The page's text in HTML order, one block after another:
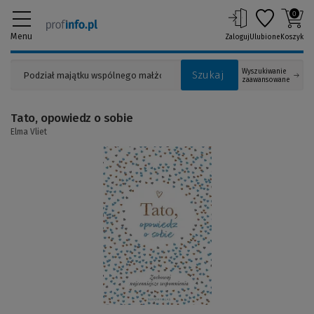
Menu
Szukaj
Wyszukiwanie
zaawansowane
ZalogujUlubione
0
Koszyk
(Link
do
innej
strony)
Tato, opowiedz o sobie
Elma Vliet